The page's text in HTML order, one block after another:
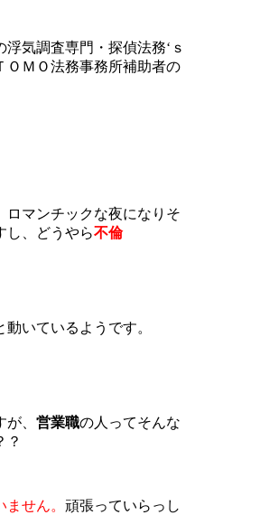
気調査専門・探偵法務‘ｓ
ＯＭＯ法務事務所補助者の
ロマンチックな夜になりそ
し、どうやら不倫
動いているようです。
、 営業職の人ってそんな
？
せん。 頑張っていらっし